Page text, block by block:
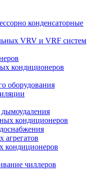
конденсаторные
VRV и VRF систем
кондиционеров
оборудования
кондиционеров
кондиционеров
чиллеров